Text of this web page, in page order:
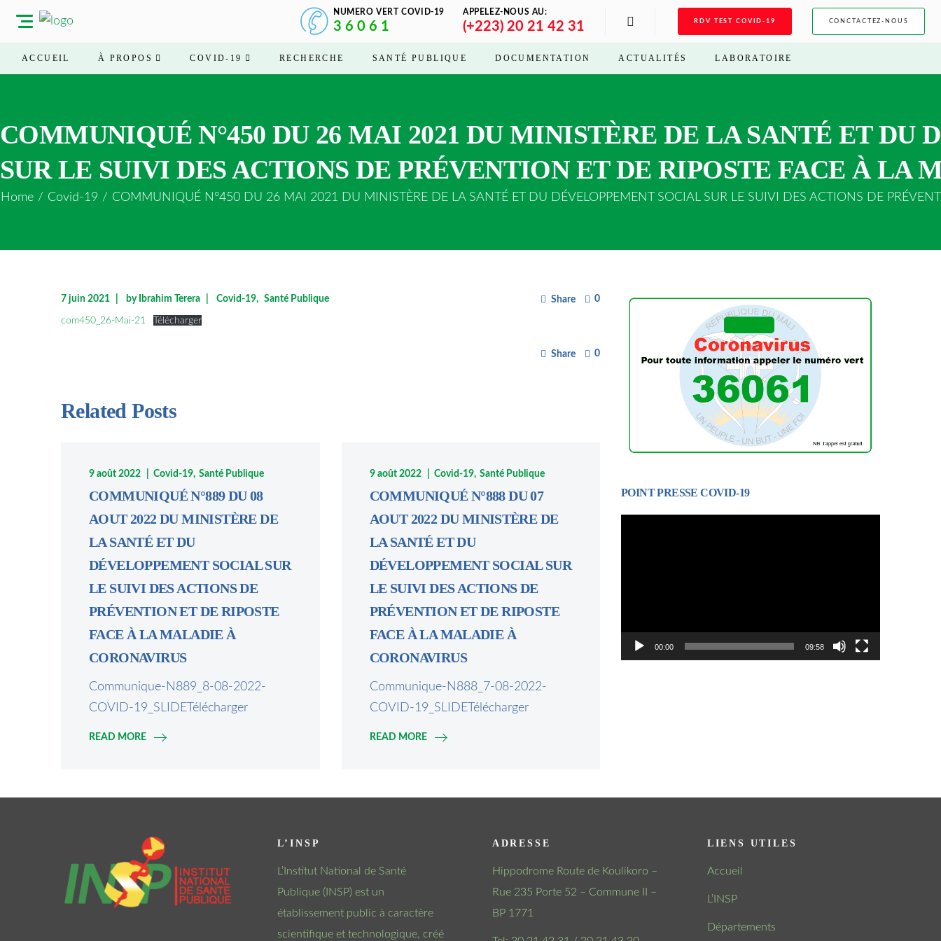
NUMERO VERT COVID-19
3 6 0 6 1
APPELEZ-NOUS AU:
(+223) 20 21 42 31 RDV TEST COVID-19 CONCTACTEZ-NOUS
ACCUEIL À PROPOS COVID-19 RECHERCHE SANTÉ PUBLIQUE DOCUMENTATION ACTUALITÉS LABORATOIRE
COMMUNIQUÉ N°450 DU 26 MAI 2021 DU MINISTÈRE DE LA SANTÉ ET DU
SUR LE SUIVI DES ACTIONS DE PRÉVENTION ET DE RIPOSTE FACE À LA
Home / Covid-19 / COMMUNIQUÉ N°450 DU 26 MAI 2021 DU MINISTÈRE DE LA SANTÉ ET DU DÉVELOPPEMENT SOCIAL SUR LE SUIVI DES ACTIONS DE
7 juin 2021 by Ibrahim Terera Covid-19 Santé Publique Share 0
com450_26-Mai-21 Télécharger
Share 0
Related Posts
9 août 2022 Covid-19 Santé Publique
COMMUNIQUÉ N°889 DU 08
AOUT 2022 DU MINISTÈRE DE
LA SANTÉ ET DU
DÉVELOPPEMENT SOCIAL SUR
LE SUIVI DES ACTIONS DE
PRÉVENTION ET DE RIPOSTE
FACE À LA MALADIE À
CORONAVIRUS
Communique-N889_8-08-2022-
COVID-19_SLIDETélécharger
READ MORE
9 août 2022 Covid-19 Santé Publique
COMMUNIQUÉ N°888 DU 07
AOUT 2022 DU MINISTÈRE DE
LA SANTÉ ET DU
DÉVELOPPEMENT SOCIAL SUR
LE SUIVI DES ACTIONS DE
PRÉVENTION ET DE RIPOSTE
FACE À LA MALADIE À
CORONAVIRUS
Communique-N888_7-08-2022-
COVID-19_SLIDETélécharger
READ MORE
POINT PRESSE COVID-19
00:00 09:58
L’INSP
L’Institut National de Santé
Publique (INSP) est un
établissement public à caractère
scientifique et technologique, créé
ADRESSE
Hippodrome Route de Koulikoro –
Rue 235 Porte 52 – Commune II –
BP 1771
LIENS UTILES
Accueil
L’INSP
Départements